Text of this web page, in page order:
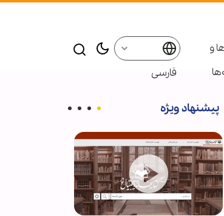
و
فارسی
پیشنهاد ویژه